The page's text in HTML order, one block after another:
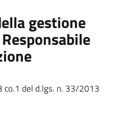
gestione
co.1 del d.lgs. n. 33/2013